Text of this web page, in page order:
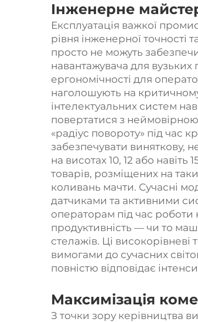
Інженерне
Експлуатація важкої
рівня інженерної точності
просто не можуть
навантажувача для вузьких
ергономічності для
наголошують на
інтелектуальних систем
повертатися з
«радіус повороту» під час
забезпечувати виняткову,
на висотах 10, 12 або
товарів, розміщених на
коливань мачти. Сучасні
датчиками та активними
операторам під час роботи
продуктивність — чи то
стелажів. Ці
вимогами до сучасних
повністю відповідає
Максимізація
З точки зору керівництва